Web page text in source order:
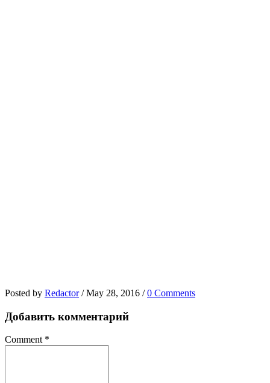
Posted by Redactor / May 28, 2016 / 0 Comments
Добавить комментарий
Comment *